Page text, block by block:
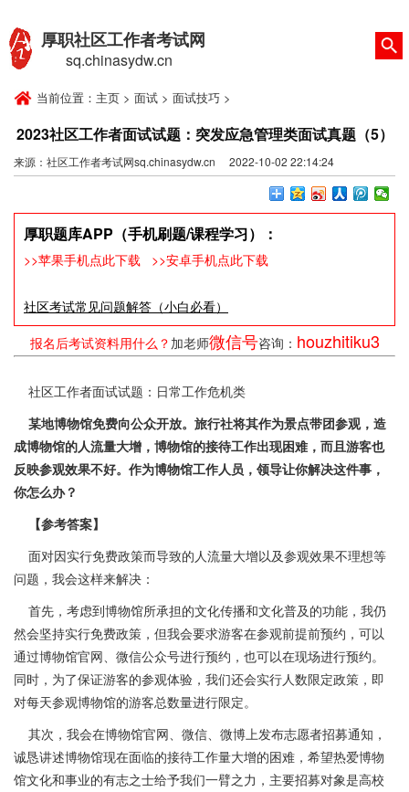
厚职社区工作者考试网
sq.chinasydw.cn
当前位置： 主页 > 面试 > 面试技巧 >
2023社区工作者面试试题：突发应急管理类面试真题（5）
来源：社区工作者考试网sq.chinasydw.cn 2022-10-02 22:14:24
厚职题库APP（手机刷题/课程学习）：
>>苹果手机点此下载 >>安卓手机点此下载
社区考试常见问题解答（小白必看）
报名后考试资料用什么？ 加老师微信号咨询： houzhitiku3
社区工作者面试试题：日常工作危机类
某地博物馆免费向公众开放。旅行社将其作为景点带团参观，造
成博物馆的人流量大增，博物馆的接待工作出现困难，而且游客也
反映参观效果不好。作为博物馆工作人员，领导让你解决这件事，
你怎么办？
【参考答案】
面对因实行免费政策而导致的人流量大增以及参观效果不理想等
问题，我会这样来解决：
首先，考虑到博物馆所承担的文化传播和文化普及的功能，我仍
然会坚持实行免费政策，但我会要求游客在参观前提前预约，可以
通过博物馆官网、微信公众号进行预约，也可以在现场进行预约。
同时，为了保证游客的参观体验，我们还会实行人数限定政策，即
对每天参观博物馆的游客总数量进行限定。
其次，我会在博物馆官网、微信、微博上发布志愿者招募通知，
诚恳讲述博物馆现在面临的接待工作量大增的困难，希望热爱博物
馆文化和事业的有志之士给予我们一臂之力，主要招募对象是高校